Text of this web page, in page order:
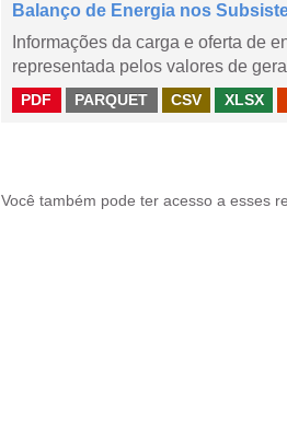
Balanço de Energia nos
Informações da carga e oferta de
representada pelos valores de
PDF PARQUET CSV XLSX
Você também pode ter acesso a esses